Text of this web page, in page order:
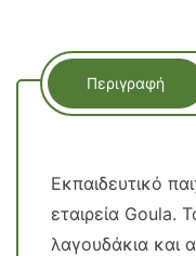
Περιγραφή
Εκπαιδευτικό
εταιρεία Goula.
λαγουδάκια και